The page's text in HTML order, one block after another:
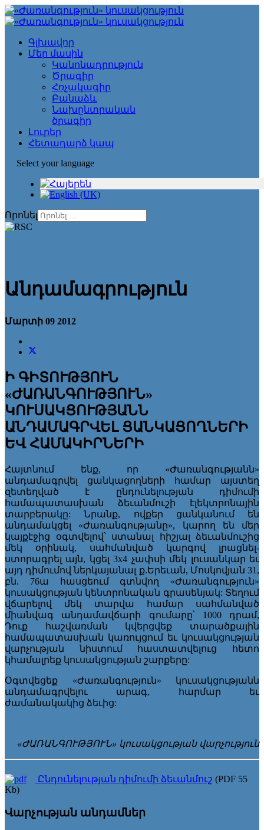
Գլխավոր
Մեր մասին
Կանոնադրություն
Ծրագիր
Հռչակագիր
Բանաձև
Նախընտրական
ծրագիր
Լուրեր
Հետադարձ կապ
Select your language
Որոնել
Անդամագրություն
Մարտի 09 2012
Ի ԳԻՏՈՒԹՅՈՒՆ
«ԺԱՌԱՆԳՈՒԹՅՈՒՆ»
ԿՈՒՍԱԿՑՈՒԹՅԱՆՆ
ԱՆԴԱՄԱԳՐՎԵԼ ՑԱՆԿԱՑՈՂՆԵՐԻ
ԵՎ ՀԱՄԱԿԻՐՆԵՐԻ
Հայտնում ենք, որ «Ժառանգությանն»
անդամագրվել ցանկացողների համար այստեղ
զետեղված է ընդունելության դիմումի
համապատասխան ձեւանմուշի էլեկտրոնային
տարբերակը: Նրանք, ովքեր ցանկանում են
անդամակցել «Ժառանգությանը», կարող են մեր
կայքէջից օգտվելով՝ ստանալ հիշյալ ձեւանմուշից
մեկ օրինակ, սահմանված կարգով լրացնել-
ստորագրել այն, կցել 3x4 չափսի մեկ լուսանկար եւ
այդ դիմումով ներկայանալ ք.Երեւան, Մոսկովյան 31,
բն. 76ա հասցեում գտնվող «Ժառանգություն»
կուսակցության կենտրոնական գրասենյակ: Տեղում
վճարելով մեկ տարվա համար սահմանված
միանվագ անդամավճարի գումարը՝ 1000 դրամ,
Դուք հաշվառման կվերցվեք տարածքային
համապատասխան կառույցում եւ կուսակցության
վարչության նիստում հաստատվելուց հետո
կհամալրեք կուսակցության շարքերը:
Օգտվեցեք «Ժառանգություն» կուսակցությանն
անդամագրվելու արագ, հարմար եւ
ժամանակակից ձեւից:
«ԺԱՌԱՆԳՈՒԹՅՈՒՆ» կուսակցության վարչություն
Ընդունելության դիմումի ձեւանմուշ (PDF 55
Kb)
Վարչության անդամներ